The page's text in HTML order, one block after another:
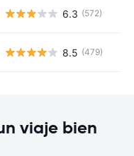
6.3 (572)
8.5 (479)
viaje bien